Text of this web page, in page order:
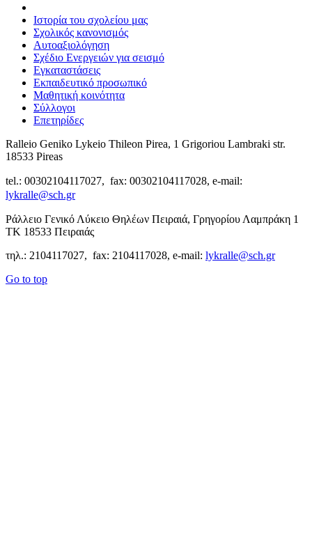
Ιστορία του σχολείου μας
Σχολικός κανονισμός
Αυτοαξιολόγηση
Σχέδιο Ενεργειών για σεισμό
Εγκαταστάσεις
Εκπαιδευτικό προσωπικό
Μαθητική κοινότητα
Σύλλογοι
Επετηρίδες
Ralleio Geniko Lykeio Thileon Pirea, 1 Grigoriou Lambraki str.
18533 Pireas
tel.: 00302104117027, fax: 00302104117028, e-mail:
lykralle@sch.gr
Ράλλειο Γενικό Λύκειο Θηλέων Πειραιά, Γρηγορίου Λαμπράκη 1
ΤΚ 18533 Πειραιάς
τηλ.: 2104117027, fax: 2104117028, e-mail: lykralle@sch.gr
Go to top